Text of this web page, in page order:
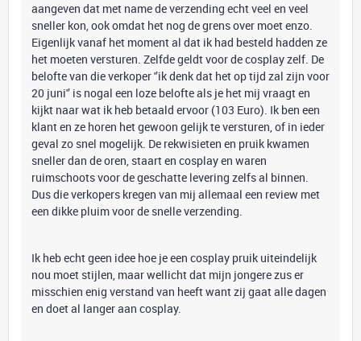
aangeven dat met name de verzending echt veel en veel
sneller kon, ook omdat het nog de grens over moet enzo.
Eigenlijk vanaf het moment al dat ik had besteld hadden ze
het moeten versturen. Zelfde geldt voor de cosplay zelf. De
belofte van die verkoper '’ik denk dat het op tijd zal zijn voor
20 juni'’ is nogal een loze belofte als je het mij vraagt en
kijkt naar wat ik heb betaald ervoor (103 Euro). Ik ben een
klant en ze horen het gewoon gelijk te versturen, of in ieder
geval zo snel mogelijk. De rekwisieten en pruik kwamen
sneller dan de oren, staart en cosplay en waren
ruimschoots voor de geschatte levering zelfs al binnen.
Dus die verkopers kregen van mij allemaal een review met
een dikke pluim voor de snelle verzending.
Ik heb echt geen idee hoe je een cosplay pruik uiteindelijk
nou moet stijlen, maar wellicht dat mijn jongere zus er
misschien enig verstand van heeft want zij gaat alle dagen
en doet al langer aan cosplay.